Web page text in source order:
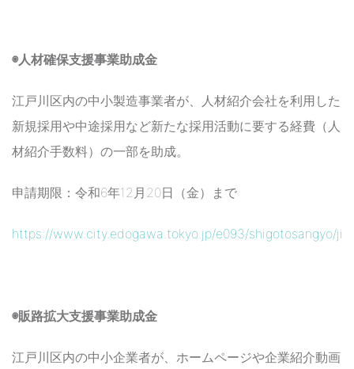
◉人材確保支援事業助成金
江戸川区内の中小製造事業者が、人材紹介会社を利用した
新規採用や中途採用など新たな採用活動に要する経費（人
材紹介手数料）の一部を助成。
申請期限：令和6年12月20日（金）まで
https://www.city.edogawa.tokyo.jp/e093/shigotosangyo/
◉販路拡大支援事業助成金
江戸川区内の中小企業者が、ホームページや企業紹介動画